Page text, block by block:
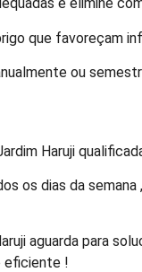
e elimine
que favoreçam
ou
Haruji
os dias da
aguarda para
eficiente !